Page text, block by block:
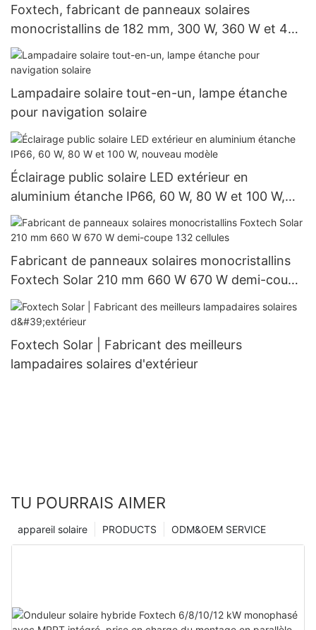
Foxtech, fabricant de panneaux solaires
monocristallins de 182 mm, 300 W, 360 W et 400
W à prix avantageux
Lampadaire solaire tout-en-un, lampe étanche
pour navigation solaire
Éclairage public solaire LED extérieur en
aluminium étanche IP66, 60 W, 80 W et 100 W,
nouveau modèle
Fabricant de panneaux solaires monocristallins
Foxtech Solar 210 mm 660 W 670 W demi-coupe
132 cellules
Foxtech Solar | Fabricant des meilleurs
lampadaires solaires d'extérieur
TU POURRAIS AIMER
ODM&OEM SERVICE
PRODUCTS
appareil solaire